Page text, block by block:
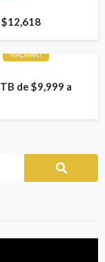
$12,618
WALMART
de $9,999 a